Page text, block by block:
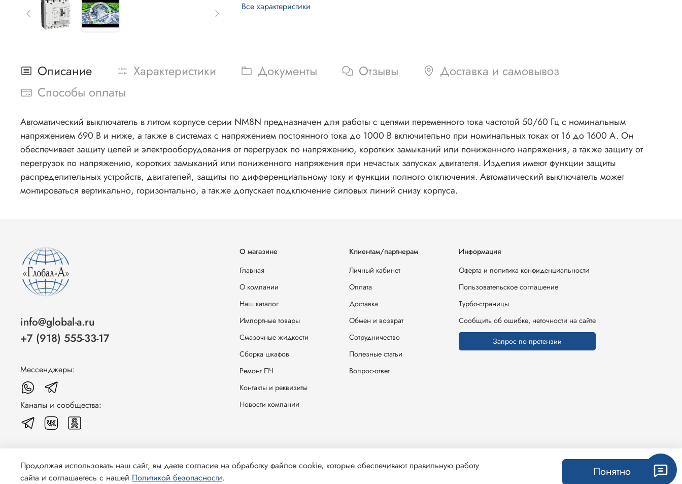
Все характеристики
Описание Характеристики Документы Отзывы
Доставка и самовывоз
Способы оплаты
Автоматический выключатель в литом корпусе серии NM8N предназначен для работы с цепями переменного тока частотой 50/60 Гц с номинальным
напряжением 690 В и ниже, а также в системах с напряжением постоянного тока до 1000 В включительно при номинальных токах от 16 до 1600 A. Он
обеспечивает защиту цепей и электрооборудования от перегрузок по напряжению, коротких замыканий или пониженного напряжения, а также защиту от
перегрузок по напряжению, коротких замыканий или пониженного напряжения при нечастых запусках двигателя. Изделия имеют функции защиты
распределительных устройств, двигателей, защиты по дифференциальному току и функции полного отключения. Автоматический выключатель может
монтироваться вертикально, горизонтально, а также допускает подключение силовых линий снизу корпуса.
О магазине
Главная
О компании
Наш каталог
Импортные товары
Смазочные жидкости
Сборка шкафов
Ремонт ПЧ
Контакты и реквизиты
Новости компании
Клиентам/партнерам
Личный кабинет
Оплата
Доставка
Обмен и возврат
Сотрудничество
Полезные статьи
Вопрос-ответ
Информация
Оферта и политика конфиденциальности
Пользовательское соглашение
Турбо-страницы
Сообщить об ошибке, неточности на сайте
Запрос по претензии
info@global-a.ru
+7 (918) 555-33-17
Мессенджеры:
Каналы и сообщества:
© 2026 Любое использование контента без письменного разрешения запрещено Карта сайта|Интернет-магазин создан на inSales
Продолжая использовать наш сайт, вы даете согласие на обработку файлов cookie, которые обеспечивают правильную работу
сайта и соглашаетесь с нашей Политикой безопасности. Понятно